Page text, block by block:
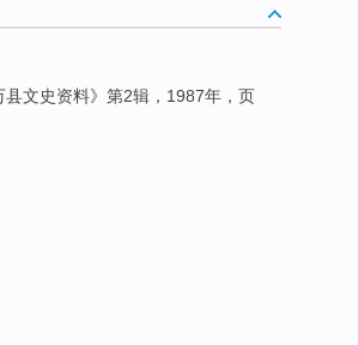
文史资料》第2辑，1987年，页